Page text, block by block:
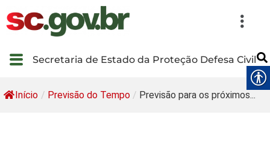
Secretaria de Estado da Proteção Defesa Civil
Início / Previsão do Tempo / Previsão para os próximos...